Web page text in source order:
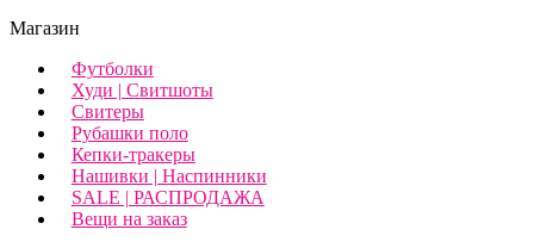
Магазин
Футболки
Худи | Свитшоты
Свитеры
Рубашки поло
Кепки-тракеры
Нашивки | Наспинники
SALE | РАСПРОДАЖА
Вещи на заказ